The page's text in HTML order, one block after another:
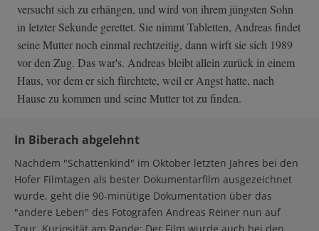
versucht sich zu erhängen, und wird von ihrem jüngsten Sohn
in letzter Sekunde gerettet. Sie nimmt Tabletten, Andreas findet
seine Mutter noch einmal rechtzeitig, dann wirft sie sich 1989
vor den Zug. Das war's. Andreas bleibt allein zurück in einem
Haus, vor dem er sich fürchtete, weil er Angst hatte, nach
Hause zu kommen und seine Mutter tot zu finden.
In Biberach abgelehnt
Nachdem "Schattenkind" im Oktober letzten Jahres bei den
Hofer Filmtagen als bester Dokumentarfilm ausgezeichnet
wurde, geht die 90-minütige Dokumentation über das
"andere Leben" des Fotografen Andreas Reiner nun auf